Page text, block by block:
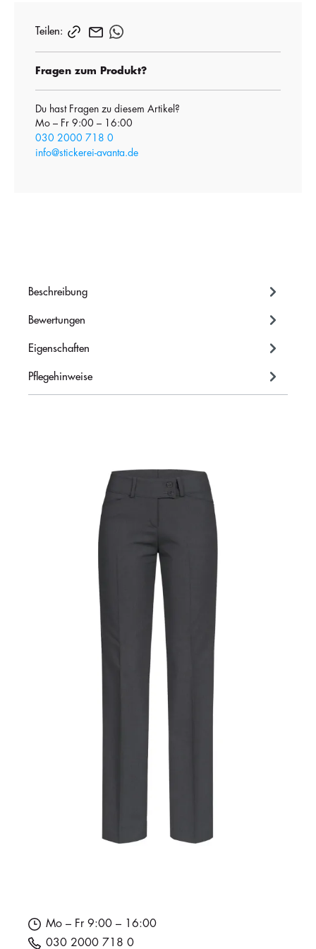
Teilen:
Fragen zum Produkt?
Du hast Fragen zu diesem Artikel?
Mo – Fr 9:00 – 16:00
030 2000 718 0
info@stickerei-avanta.de
Beschreibung
Bewertungen
Eigenschaften
Pflegehinweise
Mo – Fr 9:00 – 16:00
030 2000 718 0